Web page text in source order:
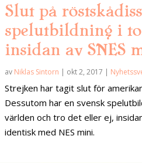
Slut på
spelutbildning i
insidan av SNES
av Niklas Sintorn | okt 2, 2017 |
Strejken har tagit slut för
Dessutom har en svensk
världen och tro det eller ej,
identisk med NES mini.